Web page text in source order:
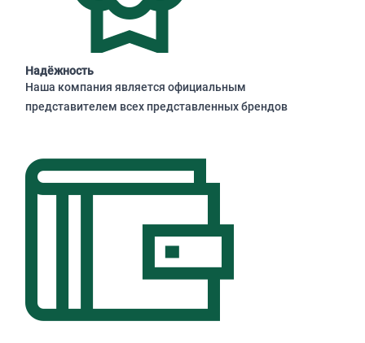
Надёжность
Наша компания является официальным
представителем всех представленных брендов